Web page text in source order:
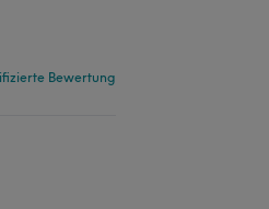
Bewertung